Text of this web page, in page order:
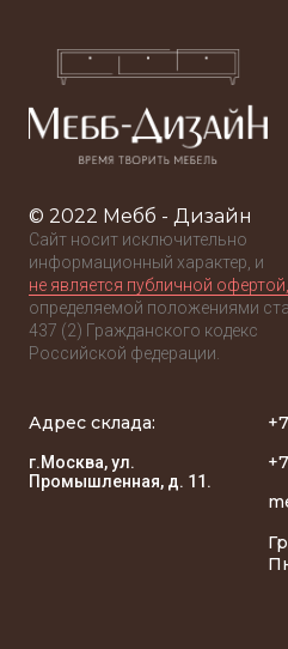
© 2022 Мебб - Дизайн
Сайт носит исключительно
информационный характер, и
не является публичной офертой,
определяемой положениями
437 (2) Гражданского кодекс
Российской федерации.
Адрес склада:
г.Москва, ул.
Промышленная, д. 11.